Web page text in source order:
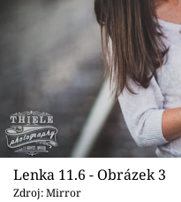
Lenka 11.6 - Obrázek 3
Zdroj: Mirror